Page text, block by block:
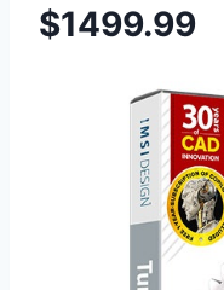
$1499.99